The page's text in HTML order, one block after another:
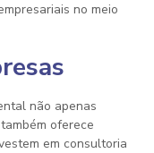
no meio
não apenas
oferece
em consultoria